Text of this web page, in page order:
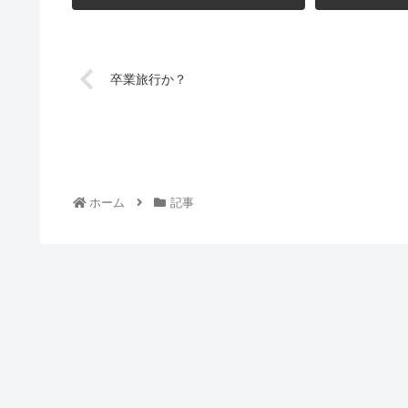
卒業旅行か？
ホーム 記事